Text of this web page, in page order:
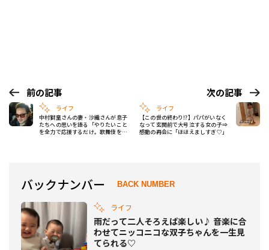
前の記事
ライフ
中村獅童さんの妻・沙織さんが息子
たちへの思いを語る「やりたいこと
を全力で応援するだけ。歌舞伎を辞
次の記事
ライフ
【この世の終わり⁉】パパがいなく
なって玄関前で大号泣する女の子⇒
感動の再会に「ほほえましすぎ♡」
バックナンバー BACK NUMBER
ライフ
雨だって二人そろえば楽しい♪ 音楽に合
わせてニッコニコな双子ちゃんを一生見
てられる♡